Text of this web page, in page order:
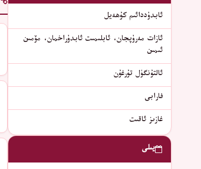
ئابدۇددائىم كۇھەيل
ئازات مەرۇپجان، ئابلىمىت ئابدۇراخمان، مۆمىن
ئىمىن
ئالتۇنگۈل تۇرغۇن
فارابى
غازىز ئاقىت
يىلى